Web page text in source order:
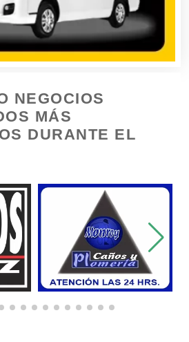
en General
y Alfombras
NEGOCIOS
MÁS
DURANTE EL